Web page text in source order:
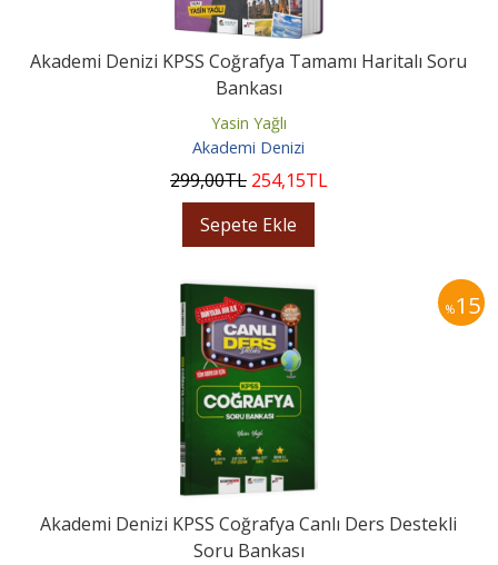
Akademi Denizi KPSS Coğrafya Tamamı Haritalı Soru
Bankası
Yasin Yağlı
Akademi Denizi
299,00TL 254,15TL
Sepete Ekle
%15
Akademi Denizi KPSS Coğrafya Canlı Ders Destekli
Soru Bankası